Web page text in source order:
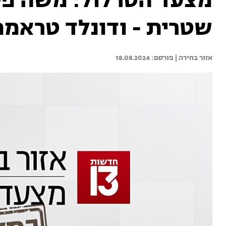
שטרית - ודונלד
אזור בחירה | 18.08.2024